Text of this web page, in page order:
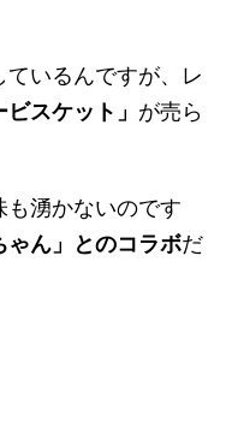
いるんですが、レ
ビスケット」 が売ら
湧かないのです
ゃん」とのコラボだ